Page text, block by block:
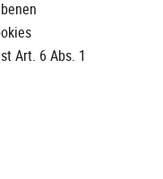
Art. 6 Abs. 1